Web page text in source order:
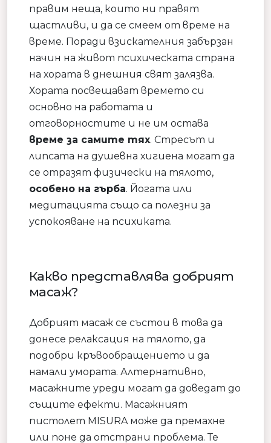
правим неща, които ни правят
щастливи, и да се смеем от време на
време. Поради взискателния забързан
начин на живот психическата страна
на хората в днешния свят залязва.
Хората посвещават времето си
основно на работата и
отговорностите и не им остава
време за самите тях. Стресът и
липсата на душевна хигиена могат да
се отразят физически на тялото,
особено на гърба. Йогата или
медитацията също са полезни за
успокояване на психиката.
Какво представлява добрият
масаж?
Добрият масаж се състои в това да
донесе релаксация на тялото, да
подобри кръвообращението и да
намали умората. Алтернативно,
масажните уреди могат да доведат до
същите ефекти. Масажният
пистолет MISURA може да премахне
или поне да отстрани проблема. Те